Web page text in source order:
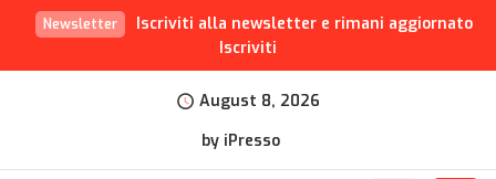
Newsletter
Iscriviti alla newsletter e rimani aggiornato
Iscriviti
August 8, 2026
by iPresso